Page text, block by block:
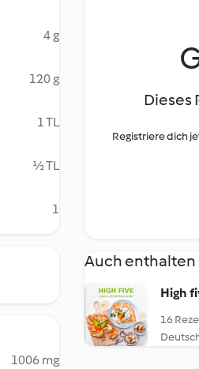
4 g
120 g
1 TL
½ TL
1
1006 mg
Dieses
Registriere dich
Auch enthalten
High
16